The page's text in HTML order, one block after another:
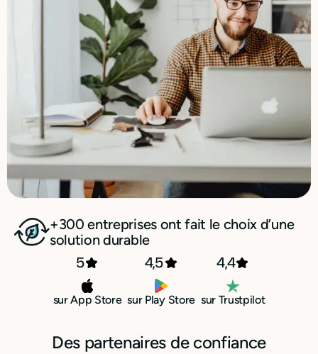
+300 entreprises ont fait le choix d’une
solution durable
5
sur App Store
4,5
sur Play Store
4,4
sur Trustpilot
Des partenaires de confiance